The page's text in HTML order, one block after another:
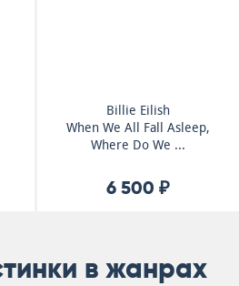
Billie Eilish
When We All Fall Asleep,
Where Do We ...
6 500 ₽
в жанрах